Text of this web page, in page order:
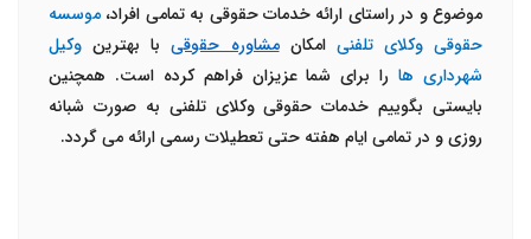
موضوع و در راستای ارائه خدمات حقوقی به تمامی افراد، موسسه
حقوقی وکلای تلفنی امکانمشاوره حقوقیبا بهترین وکیل
شهرداری هارا برای شما عزیزان فراهم کرده است. همچنین
بایستی بگوییم خدمات حقوقی وکلای تلفنی به صورت شبانه
روزی و در تمامی ایام هفته حتی تعطیلات رسمی ارائه می گردد.